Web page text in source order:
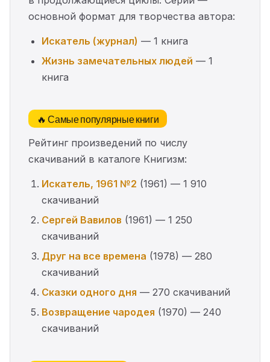
основной формат для творчества автора:
Искатель (журнал) — 1 книга
Жизнь замечательных людей — 1
книга
🔥 Самые популярные книги
Рейтинг произведений по числу
скачиваний в каталоге Книгизм:
Искатель, 1961 №2 (1961) — 1 910
скачиваний
Сергей Вавилов (1961) — 1 250
скачиваний
Друг на все времена (1978) — 280
скачиваний
Сказки одного дня — 270 скачиваний
Возвращение чародея (1970) — 240
скачиваний